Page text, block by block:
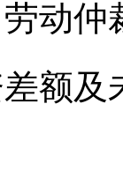
动
额